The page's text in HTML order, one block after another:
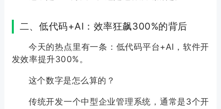
二、低代码+AI：效率狂飙300%的背后
今天的热点里有一条：低代码平台+AI，软件开
发效率提升300%。
这个数字是怎么算的？
传统开发一个中型企业管理系统，通常是3个开